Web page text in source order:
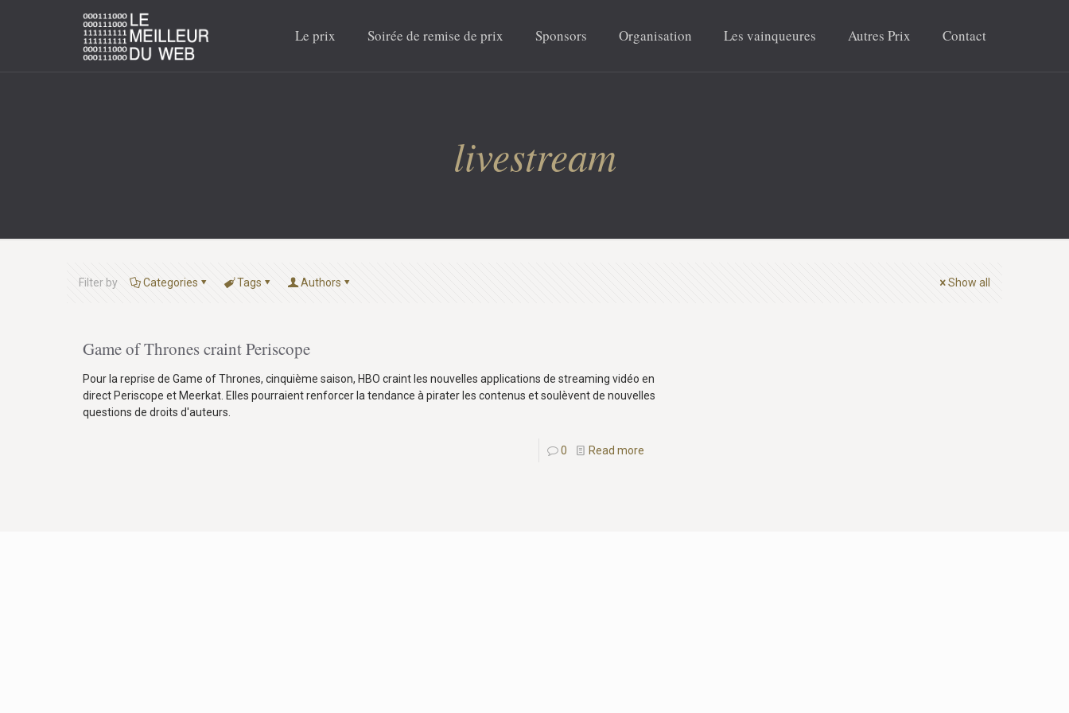
Le prix Soirée de remise de prix Sponsors Organisation Les vainqueures Autres Prix Contact
livestream
Filter by Categories Tags Authors Show all
Game of Thrones craint Periscope
Pour la reprise de Game of Thrones, cinquième saison, HBO craint les nouvelles applications de streaming vidéo en
direct Periscope et Meerkat. Elles pourraient renforcer la tendance à pirater les contenus et soulèvent de nouvelles
questions de droits d'auteurs.
0 Read more